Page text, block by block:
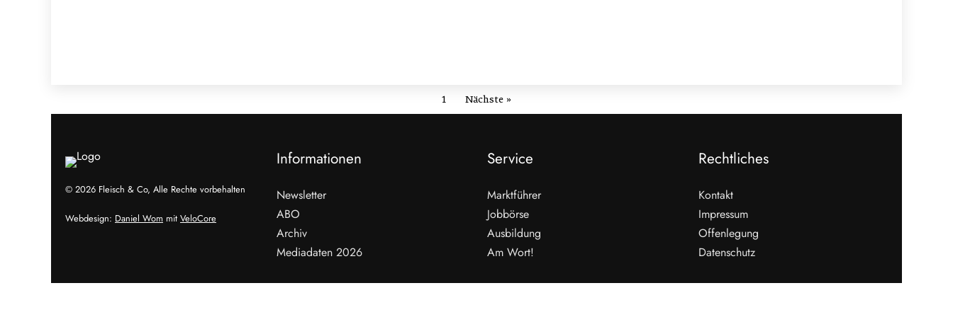
1 Nächste »
© 2026 Fleisch & Co, Alle Rechte vorbehalten
Webdesign: Daniel Wom mit VeloCore
Informationen
Newsletter
ABO
Archiv
Mediadaten 2026
Service
Marktführer
Jobbörse
Ausbildung
Am Wort!
Rechtliches
Kontakt
Impressum
Offenlegung
Datenschutz